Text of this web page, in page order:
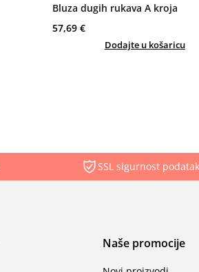
Bluza dugih rukava A kroja
57,69 €
Dodajte u košaricu
SSL sigurnost
Naše promocije